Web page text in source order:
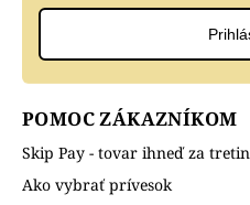
POMOC ZÁKAZNÍKOM
Skip Pay - tovar ihneď za
Ako vybrať prívesok